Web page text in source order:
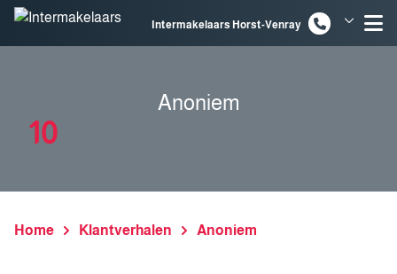
Spring naar inhoud
Intermakelaars Horst-Venray
Anoniem
10
Home Klantverhalen Anoniem